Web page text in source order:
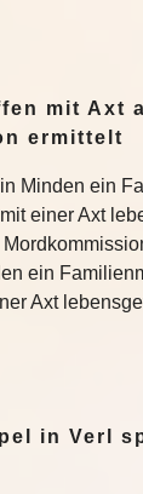
mit Axt
ermittelt
Minden ein
einer Axt
ein
Axt
in Verl